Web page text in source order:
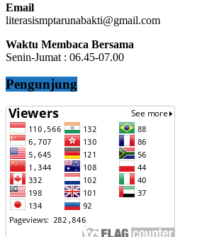
Email
literasismptarunabakti@gmail.com
Waktu Membaca Bersama
Senin-Jumat : 06.45-07.00
Pengunjung